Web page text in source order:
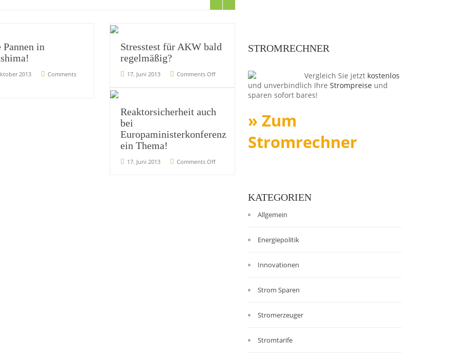
Pannen in
2013
Comments
Stresstest für AKW bald
regelmäßig?
17. Juni 2013 Comments Off
Reaktorsicherheit auch
bei
Europaministerkonferenz
ein Thema!
17. Juni 2013 Comments Off
STROMRECHNER
Vergleich Sie jetzt kostenlos
und unverbindlich Ihre Strompreise und
sparen sofort bares!
» Zum
Stromrechner
KATEGORIEN
Allgemein
Energiepolitik
Innovationen
Strom Sparen
Stromerzeuger
Stromtarife